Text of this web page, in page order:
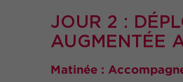
JOUR 2 :
AUGMENTÉE
Matinée :